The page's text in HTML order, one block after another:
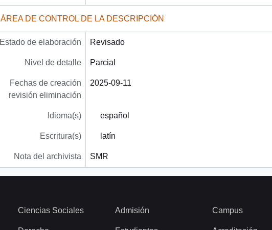
ÁREA DE CONTROL DE LA DESCRIPCIÓN
Estado de elaboración Revisado
Nivel de detalle Parcial
Fechas de creación
revisión eliminación
2025-09-11
Idioma(s) español
Escritura(s) latín
Nota del archivista SMR
Ciencias Sociales Admisión Campus